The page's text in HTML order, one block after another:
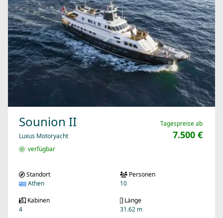
Sounion II
Luxus Motoryacht
verfügbar
Tagespreise ab
7.500 €
Standort
Athen
Personen
10
Kabinen
4
Länge
31.62 m